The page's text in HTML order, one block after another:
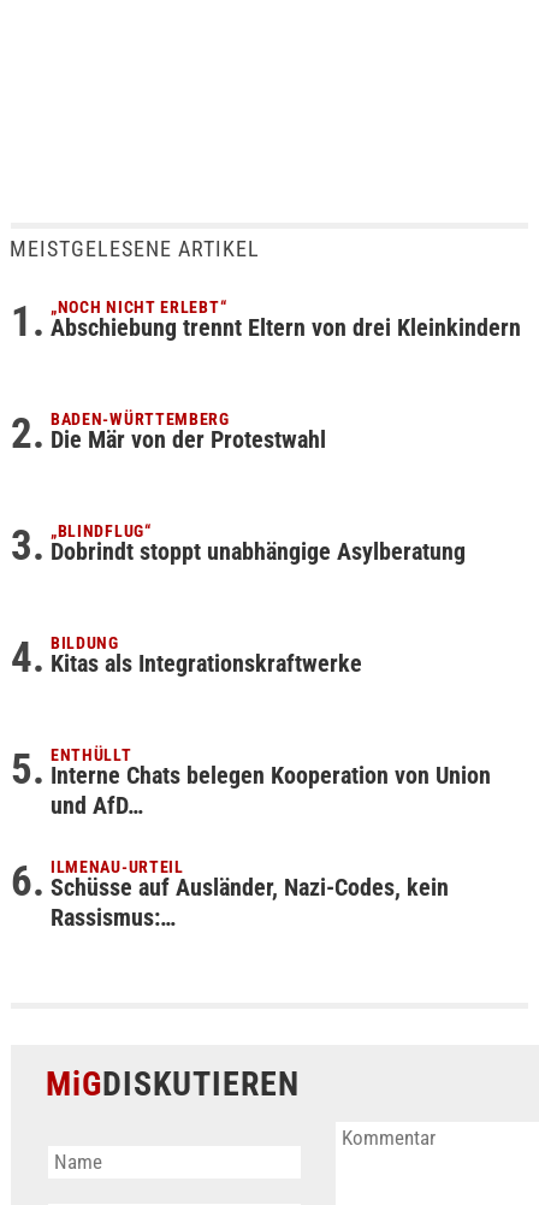
MEISTGELESENE ARTIKEL
„NOCH NICHT ERLEBT“
Abschiebung trennt Eltern von drei Kleinkindern
BADEN-WÜRTTEMBERG
Die Mär von der Protestwahl
„BLINDFLUG“
Dobrindt stoppt unabhängige Asylberatung
BILDUNG
Kitas als Integrationskraftwerke
ENTHÜLLT
Interne Chats belegen Kooperation von Union
und AfD…
ILMENAU-URTEIL
Schüsse auf Ausländer, Nazi-Codes, kein
Rassismus:…
MiGDISKUTIEREN